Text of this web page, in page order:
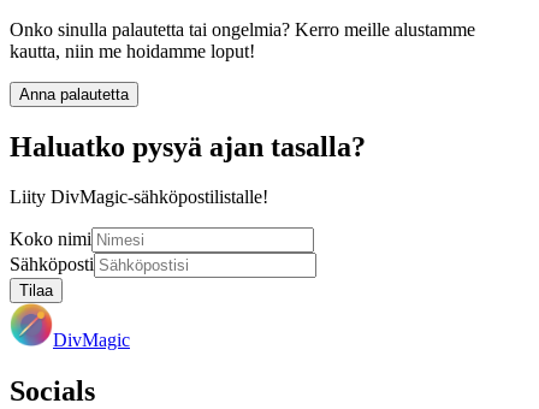
Onko sinulla palautetta tai ongelmia? Kerro meille alustamme
kautta, niin me hoidamme loput!
Anna palautetta
Haluatko pysyä ajan tasalla?
Liity DivMagic-sähköpostilistalle!
Koko nimi
Sähköposti
Tilaa
DivMagic
Socials